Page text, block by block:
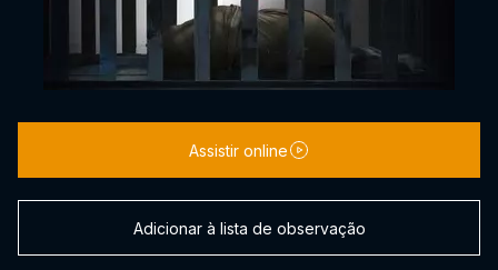
Assistir online
Adicionar à lista de observação